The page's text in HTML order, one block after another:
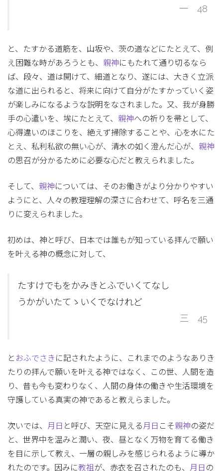
一 48
と、たすかる道筋を、山坂や、茨の道などにたとえて、例
え困難な時があろうとも、 親神にもたれて通り切るなら
ば、段々、道は開けて、細道となり、遂には、大きく立派
な道に出られると、将来に向けて自分がたすかっていく姿
が楽しみになるような説明をなされました。又、我が身勝
手の心遣いを、埃にたとえて、 親神への祈りを帚として、
心得違いのほこりを、絶えず掃除することや、心を水にた
とえ、私利私欲の無い心が、清水の如く澄んだ心が、 親神
の思召が分かるために必要な心だと教えられました。
そして、 親神については、そのお働きがより分かりやすい
ようにと、人々の教理理解の深さに合わせて、呼名を三通
りに変えられました。
初めは、神と呼び、日本では誰もが知っている拝んで願い
を叶える神の概念に対して、
たすけでもをかみきとふでいくてなし
うかがいたてゝいくでなけれど
三 45
と おふでさき に記されたように、これまでのようなありき
たりの拝んで願いを叶える神ではなく、この世、人間を造
り、昔も今も変わりなく、人間の身体の働きや生活環境を
守護している真実の神であると教えらました。
次いでは、 月日 と呼び、天空に見える月日 こそ親神の姿だ
と、世界中を温みと潤い、夜、昼となく万物を育てる働き
を目に示して教え、一層の親しみを感じられるように導か
れたのです。因みに教祖が、赤衣を召されたのも、 月日 の